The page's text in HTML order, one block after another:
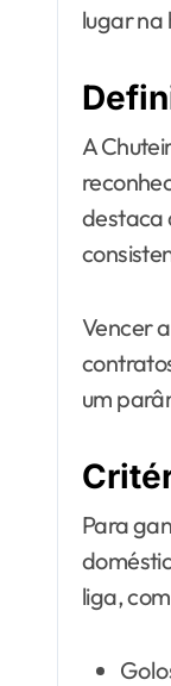
lugar na
A
destaca
Vencer
um
Para
liga,